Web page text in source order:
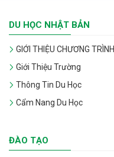
DU HỌC NHẬT BẢN
GIỚI THIỆU CHƯƠNG TRÌNH
Giới Thiệu Trường
Thông Tin Du Học
Cẩm Nang Du Học
ĐÀO TẠO